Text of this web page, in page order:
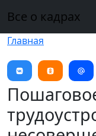
Все о кадрах
Главная